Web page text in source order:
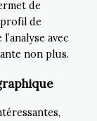
de
de
avec
non plus.